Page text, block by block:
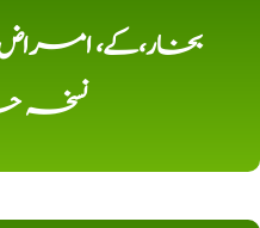
بخار،کے، امراض،